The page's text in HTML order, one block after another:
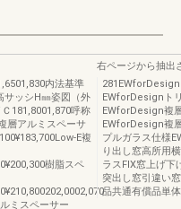
内法基準
サッシH㎜姿図（外
181,8001,870呼称
アルミスペーサ
E複
樹脂スペ
ミスペーサー
右ページから抽出
EWforDesignト
EWforDesign複
EWforDesign複
プルガラス仕様
り出し窓高所用
ラスFIX窓上げ下
突出し窓引違い
品共通有償品単